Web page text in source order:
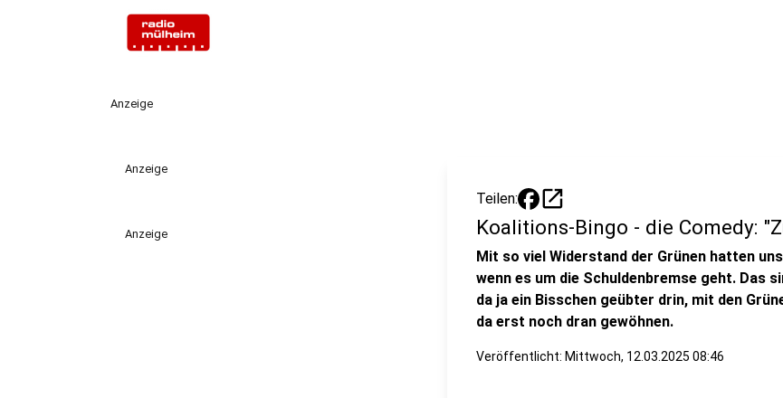
Anzeige
Anzeige
Anzeige
Teilen: open_in_new
Koalitions-Bingo - die Comedy:
Mit so viel Widerstand der Grünen hatten
wenn es um die Schuldenbremse geht. Das
da ja ein Bisschen geübter drin, mit den
da erst noch dran gewöhnen.
Veröffentlicht: Mittwoch, 12.03.2025 08:46